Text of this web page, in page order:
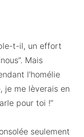
t-il, un effort
Mais
l’homélie
je me lèverais en
pour toi !”
seulement